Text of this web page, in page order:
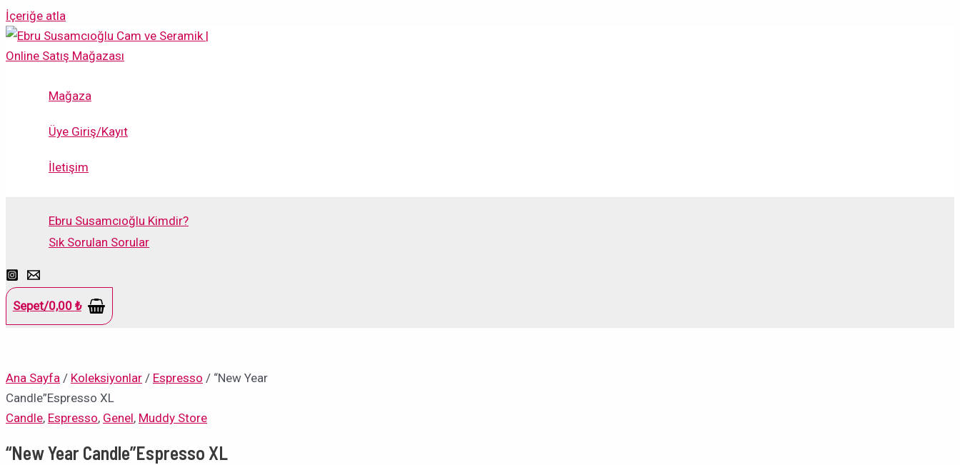
İçeriğe atla
Mağaza
Üye Giriş/Kayıt
İletişim
Ebru Susamcıoğlu Kimdir?
Sık Sorulan Sorular
Sepet/0,00 ₺
Ana Sayfa / Koleksiyonlar / Espresso / “New Year
Candle”Espresso XL
Candle, Espresso, Genel, Muddy Store
“New Year Candle”Espresso XL